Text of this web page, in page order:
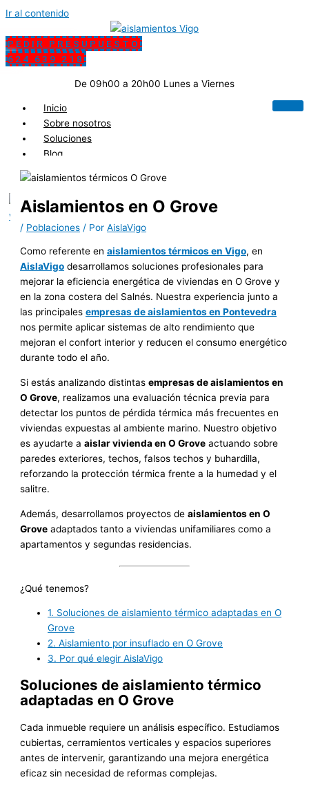
Ir al contenido
PEDIR PRESUPUESTO
624 639 218
De 09h00 a 20h00 Lunes a Viernes
Inicio
Sobre nosotros
Soluciones
Blog
X
Aislamientos en O Grove
/ Poblaciones / PorAislaVigo
Como referente enaislamientos térmicos en Vigo, en
AislaVigo desarrollamos soluciones profesionales para
mejorar la eficiencia energética de viviendas en O Grove y
en la zona costera del Salnés. Nuestra experiencia junto a
las principalesempresas de aislamientos en Pontevedra
nos permite aplicar sistemas de alto rendimiento que
mejoran el confort interior y reducen el consumo energético
durante todo el año.
Si estás analizando distintasempresas de aislamientos en
O Grove, realizamos una evaluación técnica previa para
detectar los puntos de pérdida térmica más frecuentes en
viviendas expuestas al ambiente marino. Nuestro objetivo
es ayudarte aaislar vivienda en O Grove actuando sobre
paredes exteriores, techos, falsos techos y buhardilla,
reforzando la protección térmica frente a la humedad y el
salitre.
Además, desarrollamos proyectos deaislamientos en O
Grove adaptados tanto a viviendas unifamiliares como a
apartamentos y segundas residencias.
¿Qué tenemos?
1. Soluciones de aislamiento térmico adaptadas en O
Grove
2. Aislamiento por insuflado en O Grove
3. Por qué elegir AislaVigo
Soluciones de aislamiento térmico
adaptadas en O Grove
Cada inmueble requiere un análisis específico. Estudiamos
cubiertas, cerramientos verticales y espacios superiores
antes de intervenir, garantizando una mejora energética
eficaz sin necesidad de reformas complejas.